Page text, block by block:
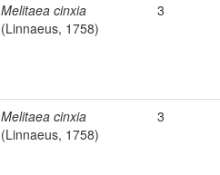
Melitaea cinxia
(Linnaeus, 1758)
3
Melitaea cinxia
(Linnaeus, 1758)
3